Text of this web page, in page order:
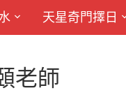
天星奇門擇日
老師